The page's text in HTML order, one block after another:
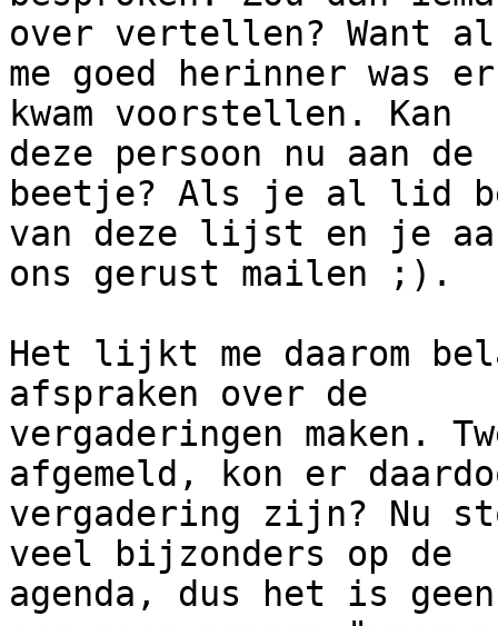
over vertellen? Want
me goed herinner was
kwam voorstellen. Kan
deze persoon nu aan
beetje? Als je al lid
van deze lijst en je
ons gerust mailen ;).
Het lijkt me daarom
afspraken over de
vergaderingen maken.
afgemeld, kon er
vergadering zijn? Nu
veel bijzonders op de
agenda, dus het is